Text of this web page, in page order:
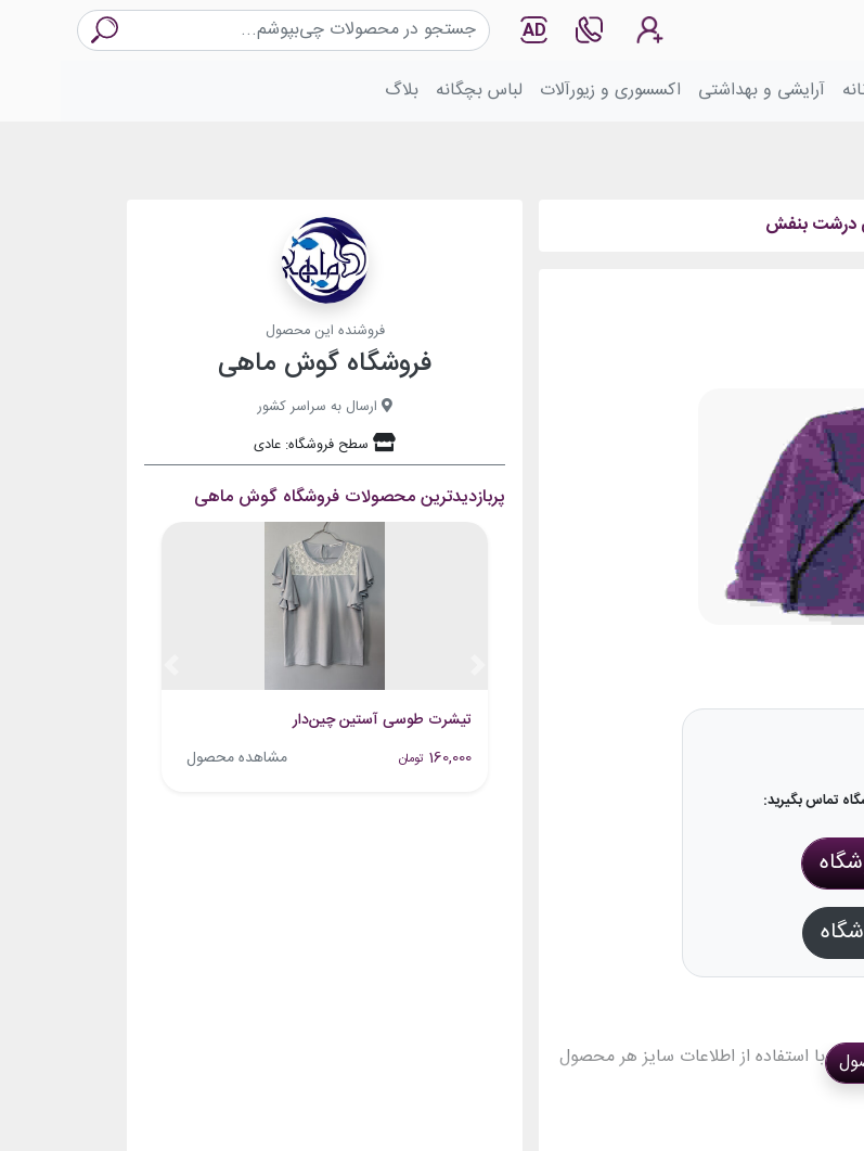
AD
آرایشی و بهداشتی اکسسوری و زیورآلات لباس بچگانه بلاگ
درشت بنفش
تماس بگیرید:
با استفاده از اطلاعات سایز هر محصول
فروشنده این محصول
فروشگاه گوش ماهی
ارسال به سراسر کشور
سطح فروشگاه: عادی
پربازدیدترین محصولات فروشگاه گوش ماهی
تیشرت طوسی آستین چین‌دار
160,000 تومان مشاهده محصول